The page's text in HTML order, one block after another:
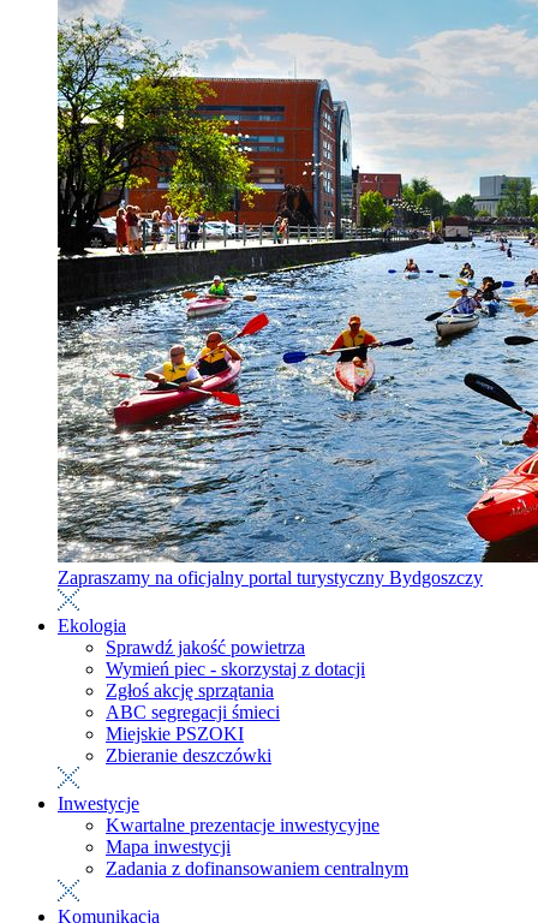
Zapraszamy na oficjalny portal turystyczny Bydgoszczy
Ekologia
Sprawdź jakość powietrza
Wymień piec - skorzystaj z dotacji
Zgłoś akcję sprzątania
ABC segregacji śmieci
Miejskie PSZOKI
Zbieranie deszczówki
Inwestycje
Kwartalne prezentacje inwestycyjne
Mapa inwestycji
Zadania z dofinansowaniem centralnym
Komunikacja